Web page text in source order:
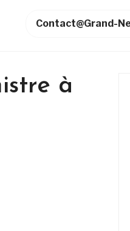
Contact@grand-
à